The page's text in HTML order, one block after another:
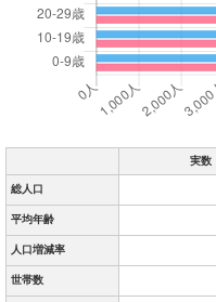
実数
総人口
平均年齢
人口増減率
世帯数